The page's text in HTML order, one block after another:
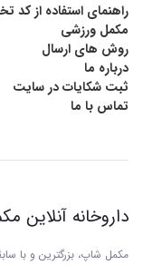
راهنمای استفاده از
مکمل ورزشی
روش های ارسال
درباره ما
ثبت شکایات در سایت
تماس با ما
داروخانه آنلاین
مکمل شاپ، بزرگترین و با